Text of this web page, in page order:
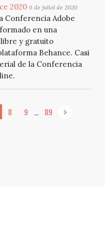
2020 6 de juliol de 2020
Conferencia Adobe
en una
y gratuito
Behance. Casi
de la Conferencia
8 9 ... 89